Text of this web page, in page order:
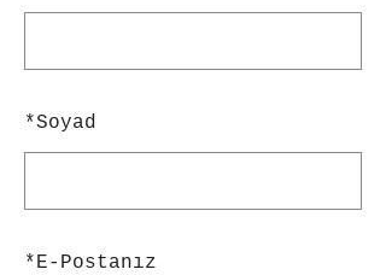
*Soyad
*E-Postanız